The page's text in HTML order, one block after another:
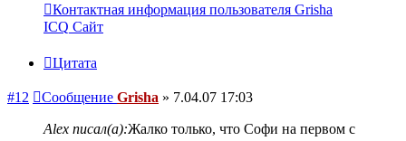
Контактная информация пользователя Grisha
ICQ Сайт
Цитата
#12 Сообщение Grisha » 7.04.07 17:03
Alex писал(а):Жалко только, что Софи на первом с